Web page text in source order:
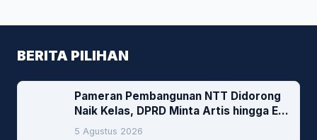
BERITA PILIHAN
Pameran Pembangunan NTT Didorong
Naik Kelas, DPRD Minta Artis hingga EO
Lokal Jadi Prioritas
5 Agustus 2026